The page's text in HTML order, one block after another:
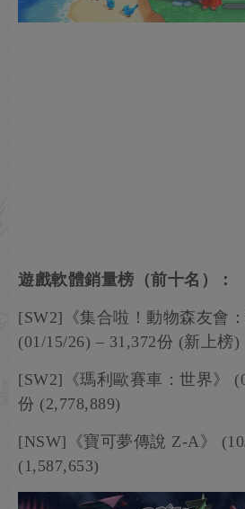
遊戲軟體銷量榜（前十名）：
[SW2]《集合啦！動物森友會
(01/15/26) – 31,372份 (新上榜)
[SW2]《瑪利歐賽車：世界》
份 (2,778,889)
[NSW]《寶可夢傳說 Z-A》
(1,587,653)